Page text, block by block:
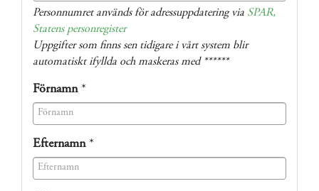
(success)
Personnumret används för adressuppdatering via SPAR,
Statens personregister
Uppgifter som finns sen tidigare i vårt system blir
automatiskt ifyllda och maskeras med ******
Förnamn*
Efternamn*